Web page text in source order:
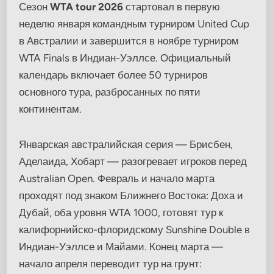
СезонWTA tour 2026 стартовал в первую
неделю января командным турниром United Cup
в Австралии и завершится в ноябре турниром
WTA Finals в Индиан-Уэллсе. Официальный
календарь включает более 50 турниров
основного тура, разбросанных по пяти
континентам.
Январская австралийская серия — Брисбен,
Аделаида, Хобарт — разогревает игроков перед
Australian Open. Февраль и начало марта
проходят под знаком Ближнего Востока: Доха и
Дубай, оба уровня WTA 1000, готовят тур к
калифорнийско-флоридскому Sunshine Double в
Индиан-Уэллсе и Майами. Конец марта —
начало апреля переводит тур на грунт: